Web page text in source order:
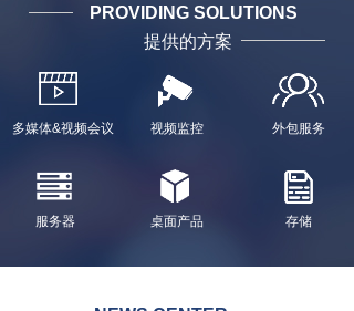
PROVIDING SOLUTIONS
提供的方案
视频监控
多媒体&视频会议 外包服务
存储
服务器 桌面产品